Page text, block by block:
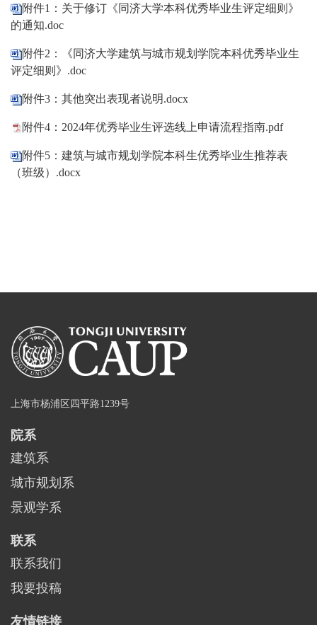
附件1：关于修订《同济大学本科优秀毕业生评定细则》
的通知.doc
附件2：《同济大学建筑与城市规划学院本科优秀毕业生
评定细则》.doc
附件3：其他突出表现者说明.docx
附件4：2024年优秀毕业生评选线上申请流程指南.pdf
附件5：建筑与城市规划学院本科生优秀毕业生推荐表
（班级）.docx
上海市杨浦区四平路1239号
院系
建筑系
城市规划系
景观学系
联系
联系我们
我要投稿